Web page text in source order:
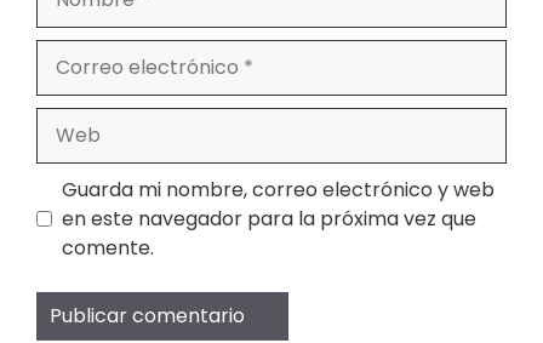
electrónico
Guarda mi nombre, correo electrónico y web
en este navegador para la próxima vez que
comente.